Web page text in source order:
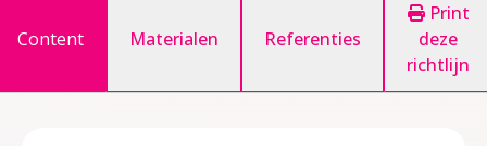
Content Materialen Referenties
Print
deze
richtlijn